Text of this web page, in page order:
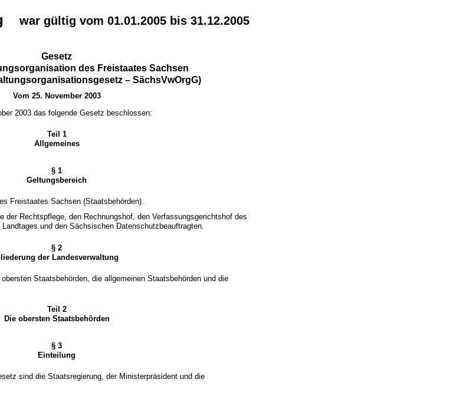
war gültig vom 01.01.2005 bis 31.12.2005
Gesetz
des Freistaates Sachsen
– SächsVwOrgG)
Vom 25. November 2003
2003 das folgende Gesetz beschlossen:
Teil 1
Allgemeines
§ 1
Geltungsbereich
Freistaates Sachsen (Staatsbehörden).
der Rechtspflege, den Rechnungshof, den Verfassungsgerichtshof des
und den Sächsischen Datenschutzbeauftragten.
§ 2
der Landesverwaltung
Staatsbehörden, die allgemeinen Staatsbehörden und die
Teil 2
Die obersten Staatsbehörden
§ 3
Einteilung
sind die Staatsregierung, der Ministerpräsident und die